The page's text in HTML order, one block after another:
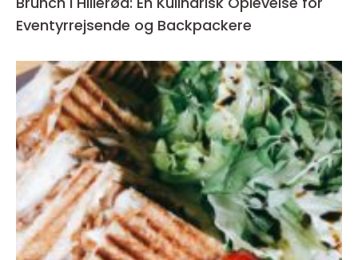
Eventyrrejsende og Backpackere